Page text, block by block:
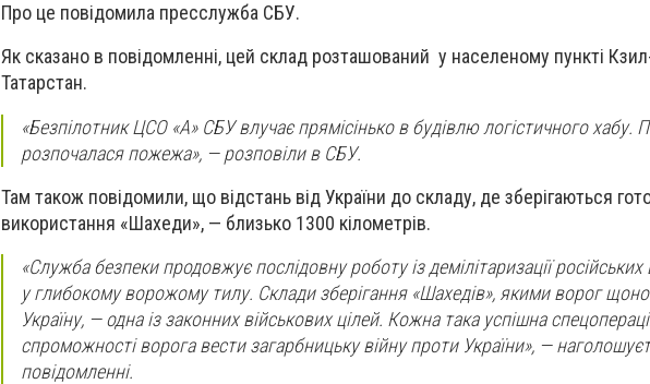
Про це повідомила пресслужба СБУ.
Як сказано в повідомленні, цей склад розташований у населеному пункті
Татарстан.
«Безпілотник ЦСО «А» СБУ влучає прямісінько в будівлю логістичного хабу.
розпочалася пожежа», — розповіли в СБУ.
Там також повідомили, що відстань від України до складу, де зберігаються
використання «Шахеди», — близько 1300 кілометрів.
«Служба безпеки продовжує послідовну роботу із демілітаризації російських
у глибокому ворожому тилу. Склади зберігання «Шахедів», якими ворог
Україну, — одна із законних військових цілей. Кожна така успішна
спроможності ворога вести загарбницьку війну проти України», —
повідомленні.